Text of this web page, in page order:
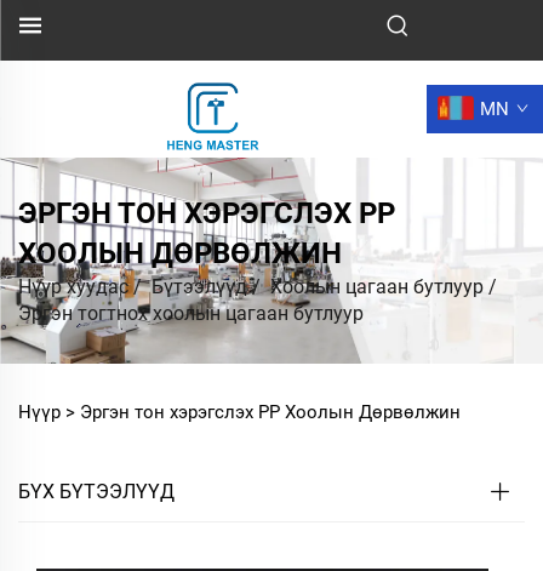
MN
ЭРГЭН ТОН ХЭРЭГСЛЭХ PP
ХООЛЫН ДӨРВӨЛЖИН
Нүүр хуудас/Бүтээлүүд/Хоолын цагаан бутлуур /
Эргэн тогтнох хоолын цагаан бутлуур
Нүүр > Эргэн тон хэрэгслэх PP Хоолын Дөрвөлжин
БҮХ БҮТЭЭЛҮҮД